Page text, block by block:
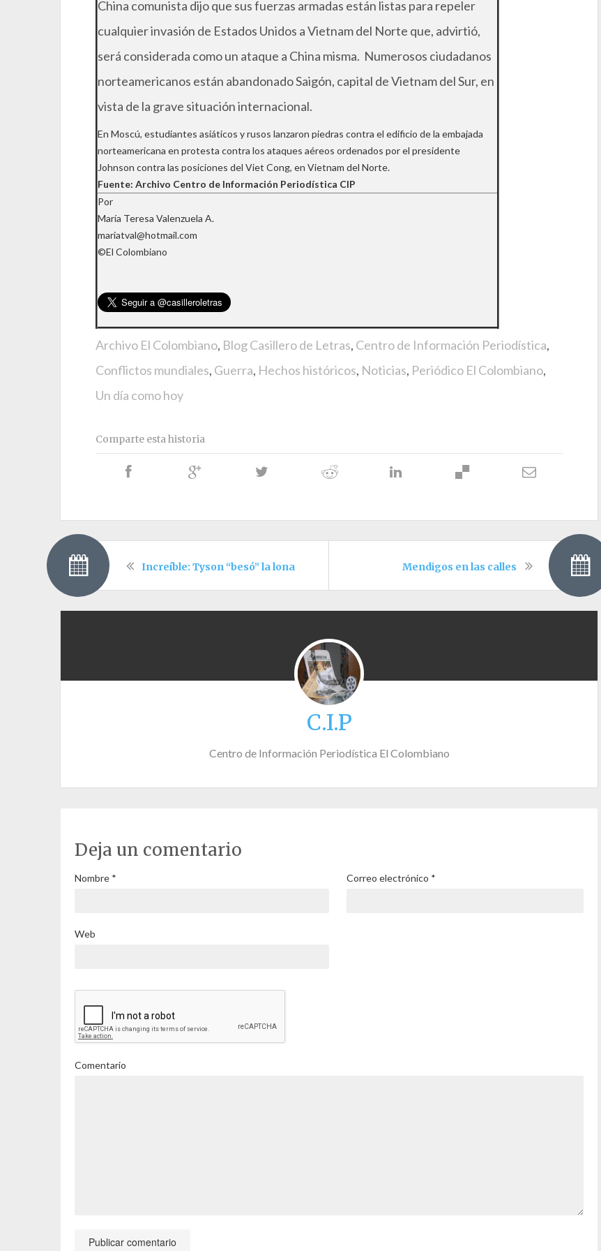
China comunista dijo que sus fuerzas armadas están listas para repeler
cualquier invasión de Estados Unidos a Vietnam del Norte que, advirtió,
será considerada como un ataque a China misma. Numerosos ciudadanos
norteamericanos están abandonado Saigón, capital de Vietnam del Sur, en
vista de la grave situación internacional.
En Moscú, estudiantes asiáticos y rusos lanzaron piedras contra el edificio de la embajada
norteamericana en protesta contra los ataques aéreos ordenados por el presidente
Johnson contra las posiciones del Viet Cong, en Vietnam del Norte.
Fuente: Archivo Centro de Información Periodística CIP
Por
María Teresa Valenzuela A.
mariatval@hotmail.com
©El Colombiano
Archivo El Colombiano, Blog Casillero de Letras, Centro de Información Periodística,
Conflictos mundiales, Guerra, Hechos históricos, Noticias, Periódico El Colombiano,
Un día como hoy
Comparte esta historia
Increíble: Tyson “besó” la lona Mendigos en las calles
C.I.P
Centro de Información Periodística El Colombiano
Deja un comentario
Nombre * Correo electrónico *
Web
Comentario